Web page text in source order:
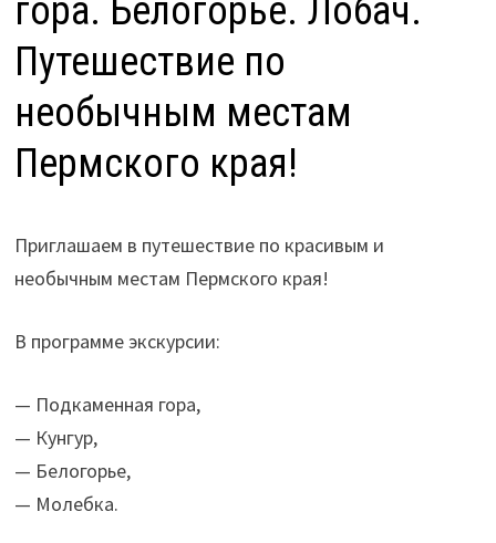
гора. Белогорье. Лобач.
Путешествие по
необычным местам
Пермского края!
Приглашаем в путешествие по красивым и
необычным местам Пермского края!
В программе экскурсии:
— Подкаменная гора,
— Кунгур,
— Белогорье,
— Молебка.